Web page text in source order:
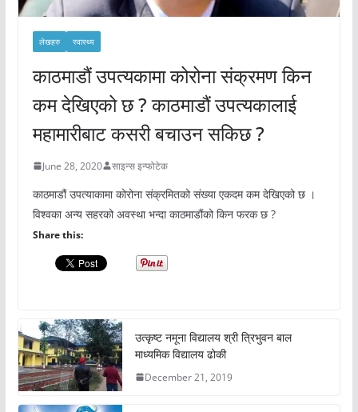
लेखहरु स्वास्थ्य
काठमाडौं उपत्यकामा कोरोना संक्रमण किन
कम देखिएको छ ? काठमाडौं उपत्यकालाई
महामारीबाट कसरी बचाउन सकिछ ?
June 28, 2020 साइन्स इन्फोटेक
काठमाडौं उपत्याकामा कोरोना संक्रमितको संख्या एकदम कम देखिएको छ ।
विश्वका अन्य सहरको अवस्था भन्दा काठमाडौंको किन फरक छ ?
Share this:
उत्कृष्ट नमूना विद्यालय श्री त्रिभुवन बाल
माध्यमिक विद्यालय ढोकी
December 21, 2019